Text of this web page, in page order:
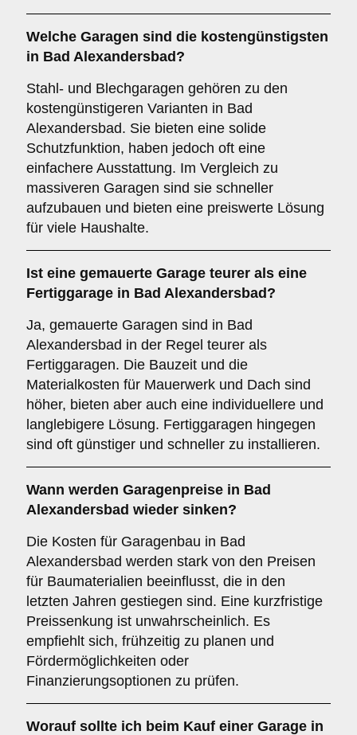
Welche Garagen sind die kostengünstigsten
in Bad Alexandersbad?
Stahl- und Blechgaragen gehören zu den
kostengünstigeren Varianten in Bad
Alexandersbad. Sie bieten eine solide
Schutzfunktion, haben jedoch oft eine
einfachere Ausstattung. Im Vergleich zu
massiveren Garagen sind sie schneller
aufzubauen und bieten eine preiswerte Lösung
für viele Haushalte.
Ist eine gemauerte Garage teurer als eine
Fertiggarage in Bad Alexandersbad?
Ja, gemauerte Garagen sind in Bad
Alexandersbad in der Regel teurer als
Fertiggaragen. Die Bauzeit und die
Materialkosten für Mauerwerk und Dach sind
höher, bieten aber auch eine individuellere und
langlebigere Lösung. Fertiggaragen hingegen
sind oft günstiger und schneller zu installieren.
Wann werden Garagenpreise in Bad
Alexandersbad wieder sinken?
Die Kosten für Garagenbau in Bad
Alexandersbad werden stark von den Preisen
für Baumaterialien beeinflusst, die in den
letzten Jahren gestiegen sind. Eine kurzfristige
Preissenkung ist unwahrscheinlich. Es
empfiehlt sich, frühzeitig zu planen und
Fördermöglichkeiten oder
Finanzierungsoptionen zu prüfen.
Worauf sollte ich beim Kauf einer Garage in